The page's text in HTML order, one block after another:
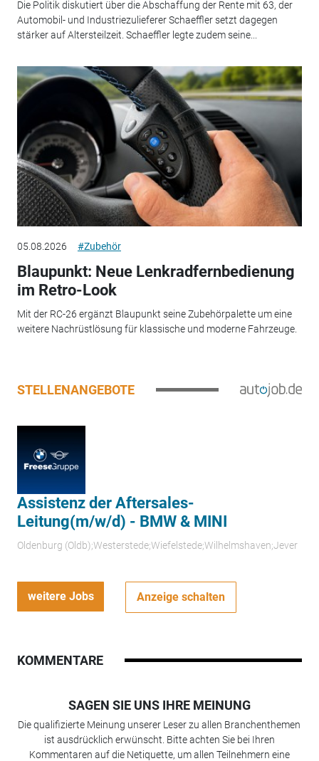
Die Politik diskutiert über die Abschaffung der Rente mit 63, der
Automobil- und Industriezulieferer Schaeffler setzt dagegen
stärker auf Altersteilzeit. Schaeffler legte zudem seine...
05.08.2026 #Zubehör
Blaupunkt: Neue Lenkradfernbedienung
im Retro-Look
Mit der RC-26 ergänzt Blaupunkt seine Zubehörpalette um eine
weitere Nachrüstlösung für klassische und moderne Fahrzeuge.
STELLENANGEBOTE
Assistenz der Aftersales-
Leitung(m/w/d) - BMW & MINI
Oldenburg (Oldb);Westerstede;Wiefelstede;Wilhelmshaven;Jever
weitere Jobs Anzeige schalten
KOMMENTARE
SAGEN SIE UNS IHRE MEINUNG
Die qualifizierte Meinung unserer Leser zu allen Branchenthemen
ist ausdrücklich erwünscht. Bitte achten Sie bei Ihren
Kommentaren auf die Netiquette, um allen Teilnehmern eine